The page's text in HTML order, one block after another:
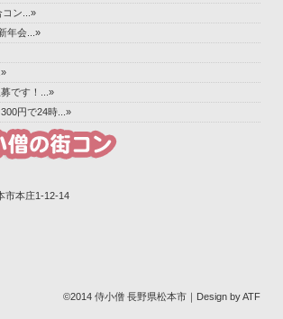
ン...»
年会...»
です！...»
円で24時...»
市本庄1-12-14‎
©2014 侍小僧 長野県松本市｜Design by ATF